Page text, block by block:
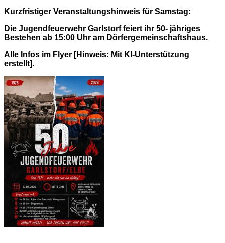
Kurzfristiger Veranstaltungshinweis für Samstag:
Die Jugendfeuerwehr Garlstorf feiert ihr 50- jähriges
Bestehen ab 15:00 Uhr am Dörfergemeinschaftshaus.
Alle Infos im Flyer [Hinweis: Mit KI-Unterstützung
erstellt].